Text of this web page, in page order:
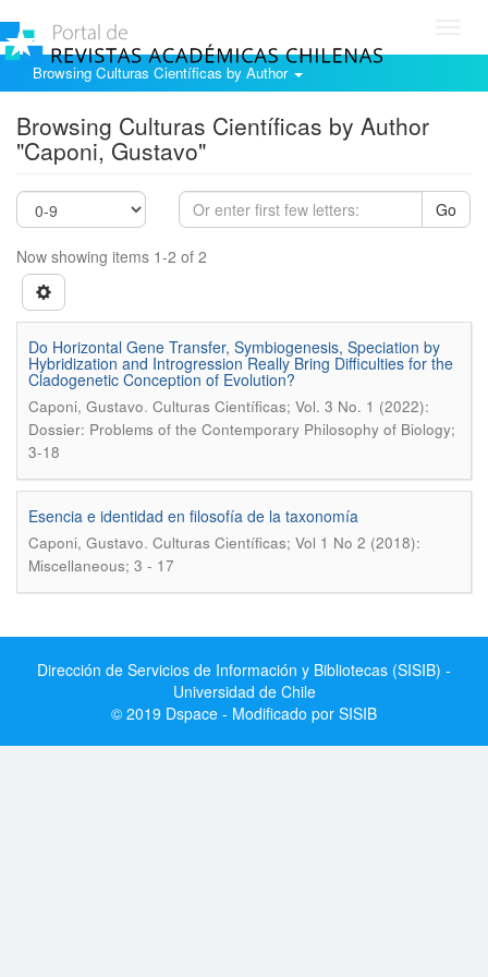
Browsing Culturas Científicas by Author
Browsing Culturas Científicas by Author
"Caponi, Gustavo"
Go
Now showing items 1-2 of 2
Do Horizontal Gene Transfer, Symbiogenesis, Speciation by
Hybridization and Introgression Really Bring Difficulties for the
Cladogenetic Conception of Evolution?
Caponi, Gustavo. Culturas Científicas; Vol. 3 No. 1 (2022):
Dossier: Problems of the Contemporary Philosophy of Biology;
3-18
Esencia e identidad en filosofía de la taxonomía
Caponi, Gustavo. Culturas Científicas; Vol 1 No 2 (2018):
Miscellaneous; 3 - 17
Dirección de Servicios de Información y Bibliotecas (SISIB) -
Universidad de Chile
© 2019 Dspace - Modificado por SISIB